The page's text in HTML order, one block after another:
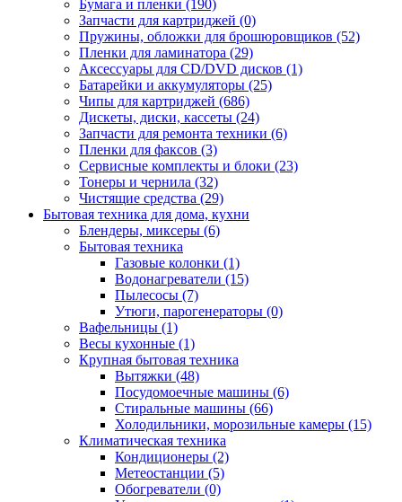
Бумага и пленки (190)
Запчасти для картриджей (0)
Пружины, обложки для брошюровщиков (52)
Пленки для ламинатора (29)
Аксессуары для CD/DVD дисков (1)
Батарейки и аккумуляторы (25)
Чипы для картриджей (686)
Дискеты, диски, кассеты (24)
Запчасти для ремонта техники (6)
Пленки для факсов (3)
Сервисные комплекты и блоки (23)
Тонеры и чернила (32)
Чистящие средства (29)
Бытовая техника для дома, кухни
Блендеры, миксеры (6)
Бытовая техника
Газовые колонки (1)
Водонагреватели (15)
Пылесосы (7)
Утюги, парогенераторы (0)
Вафельницы (1)
Весы кухонные (1)
Крупная бытовая техника
Вытяжки (48)
Посудомоечные машины (6)
Стиральные машины (66)
Холодильники, морозильные камеры (15)
Климатическая техника
Кондиционеры (2)
Метеостанции (5)
Обогреватели (0)